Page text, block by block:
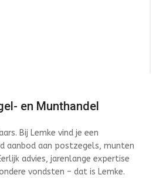
en Munthandel
Bij Lemke vind je een
aanbod aan postzegels, munten
advies, jarenlange expertise
vondsten – dat is Lemke.